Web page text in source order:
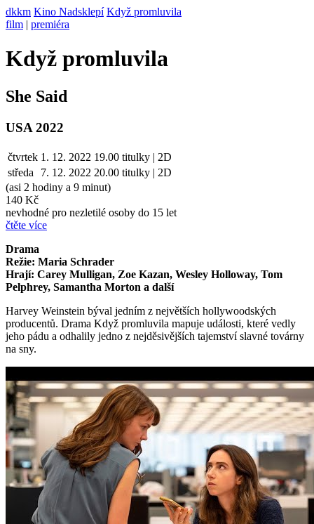
dkkm Kino Nadsklepí Když promluvila
film | premiéra
Když promluvila
She Said
USA 2022
čtvrtek 1. 12. 2022 19.00 titulky | 2D
středa
7. 12. 2022 20.00 titulky | 2D
(asi 2 hodiny a 9 minut)
140 Kč
nevhodné pro nezletilé osoby do 15 let
čtěte více
Drama
Režie: Maria Schrader
Hrají: Carey Mulligan, Zoe Kazan, Wesley Holloway, Tom
Pelphrey, Samantha Morton a další
Harvey Weinstein býval jedním z největších hollywoodských
producentů. Drama Když promluvila mapuje události, které vedly
jeho pádu a odhalily jedno z nejděsivějších tajemství slavné továrny
na sny.